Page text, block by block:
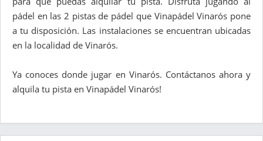
pádel en las 2 pistas de pádel que Vinapádel Vinarós pone
a tu disposición. Las instalaciones se encuentran ubicadas
en la localidad de Vinarós.
Ya conoces donde jugar en Vinarós. Contáctanos ahora y
alquila tu pista en Vinapádel Vinarós!